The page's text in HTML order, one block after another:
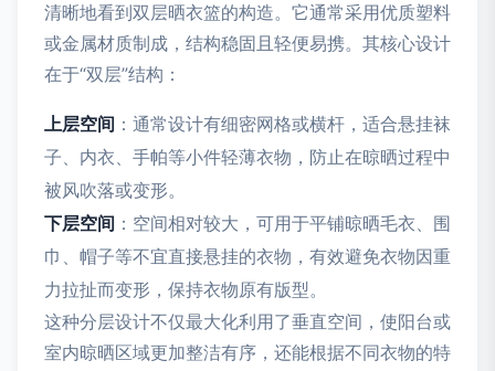
清晰地看到双层晒衣篮的构造。它通常采用优质塑料
或金属材质制成，结构稳固且轻便易携。其核心设计
在于“双层”结构：
上层空间 ：通常设计有细密网格或横杆，适合悬挂袜
子、内衣、手帕等小件轻薄衣物，防止在晾晒过程中
被风吹落或变形。
下层空间 ：空间相对较大，可用于平铺晾晒毛衣、围
巾、帽子等不宜直接悬挂的衣物，有效避免衣物因重
力拉扯而变形，保持衣物原有版型。
这种分层设计不仅最大化利用了垂直空间，使阳台或
室内晾晒区域更加整洁有序，还能根据不同衣物的特